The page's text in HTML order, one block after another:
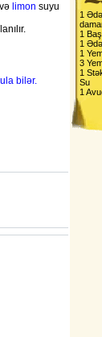
limon suyu
bilər.
1
1
1
1
3
1
Su
1